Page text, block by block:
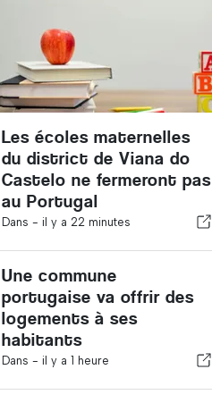
Les écoles maternelles
du district de Viana do
Castelo ne fermeront pas
au Portugal
Dans - il y a 22 minutes
Une commune
portugaise va offrir des
logements à ses
habitants
Dans - il y a 1 heure